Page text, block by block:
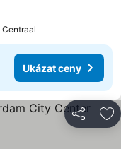
Ukázat ceny
Sdílet